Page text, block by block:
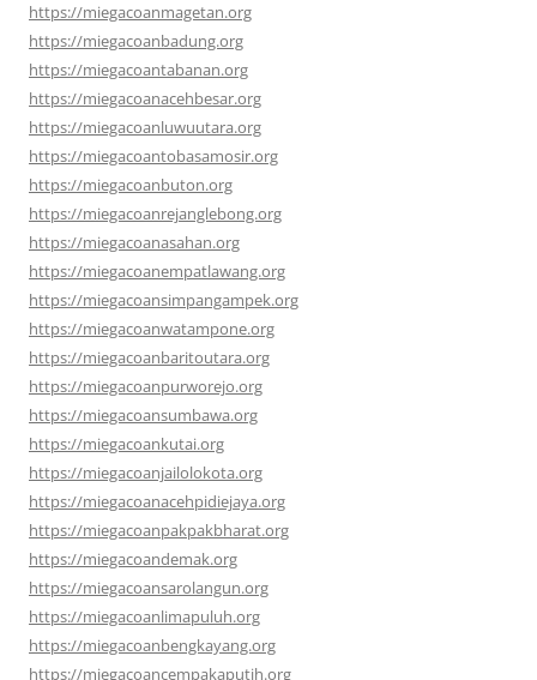
https://miegacoanmagetan.org
https://miegacoanbadung.org
https://miegacoantabanan.org
https://miegacoanacehbesar.org
https://miegacoanluwuutara.org
https://miegacoantobasamosir.org
https://miegacoanbuton.org
https://miegacoanrejanglebong.org
https://miegacoanasahan.org
https://miegacoanempatlawang.org
https://miegacoansimpangampek.org
https://miegacoanwatampone.org
https://miegacoanbaritoutara.org
https://miegacoanpurworejo.org
https://miegacoansumbawa.org
https://miegacoankutai.org
https://miegacoanjailolokota.org
https://miegacoanacehpidiejaya.org
https://miegacoanpakpakbharat.org
https://miegacoandemak.org
https://miegacoansarolangun.org
https://miegacoanlimapuluh.org
https://miegacoanbengkayang.org
https://miegacoancempakaputih.org